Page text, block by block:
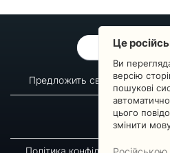
ОБРАТНАЯ
Предложить свой вопрос
О сервисе
Новости
Політика конфіденційності
Це
Ви
версію
пошукові
цього
змінити